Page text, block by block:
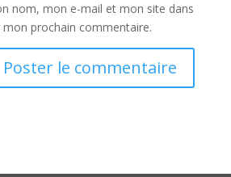
nom, mon e-mail et mon site dans
prochain commentaire.